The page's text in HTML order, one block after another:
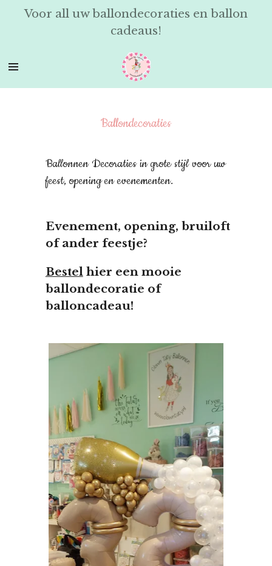
de
Voor all uw ballondecoraties en ballon
cadeaus!
Ballondecoraties
Ballonnen Decoraties in grote stijl voor uw
feest, opening en evenementen.
Evenement, opening, bruiloft
of ander feestje?
Bestelhier een mooie
ballondecoratie of
balloncadeau!